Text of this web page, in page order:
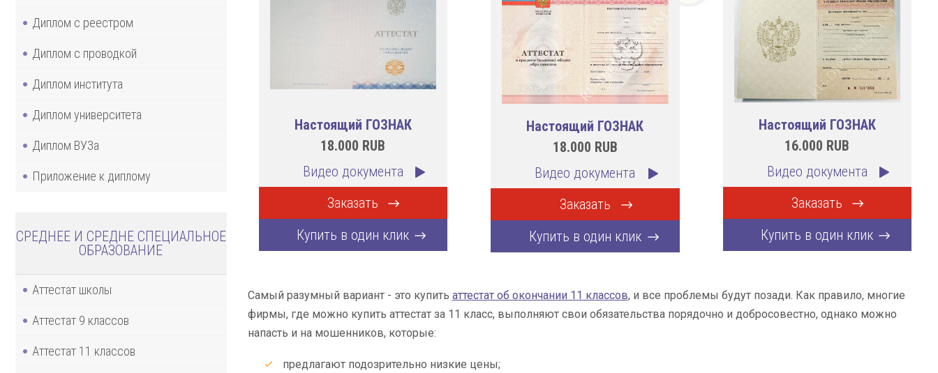
Диплом с реестром
Диплом с проводкой
Диплом института
Диплом университета
Диплом ВУЗа
Приложение к диплому
СРЕДНЕЕ И СРЕДНЕ СПЕЦИАЛЬНОЕ
ОБРАЗОВАНИЕ
Аттестат школы
Аттестат 9 классов
Аттестат 11 классов
Настоящий ГОЗНАК
18.000 RUB
Видео документа
Заказать
Купить в один клик
Настоящий ГОЗНАК
18.000 RUB
Видео документа
Заказать
Купить в один клик
Настоящий ГОЗНАК
16.000 RUB
Видео документа
Заказать
Купить в один клик
Самый разумный вариант - это купить аттестат об окончании 11 классов, и все проблемы будут позади. Как правило, многие
фирмы, где можно купить аттестат за 11 класс, выполняют свои обязательства порядочно и добросовестно, однако можно
напасть и на мошенников, которые:
предлагают подозрительно низкие цены;